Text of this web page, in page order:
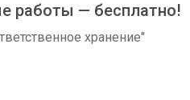
работы — бесплатно!
хранение"